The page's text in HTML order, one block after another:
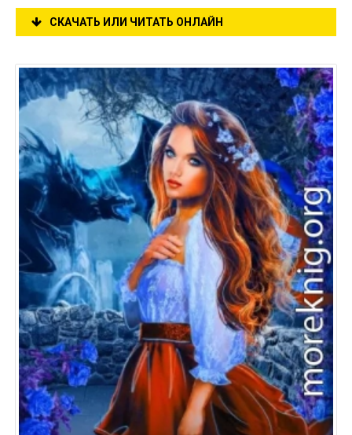
СКАЧАТЬ ИЛИ ЧИТАТЬ ОНЛАЙН